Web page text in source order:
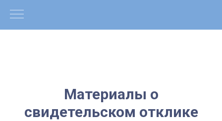
Материалы о
свидетельском отклике